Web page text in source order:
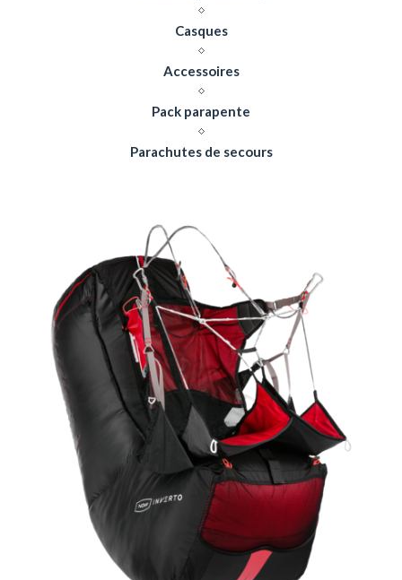
Casques
Accessoires
Pack parapente
Parachutes de secours